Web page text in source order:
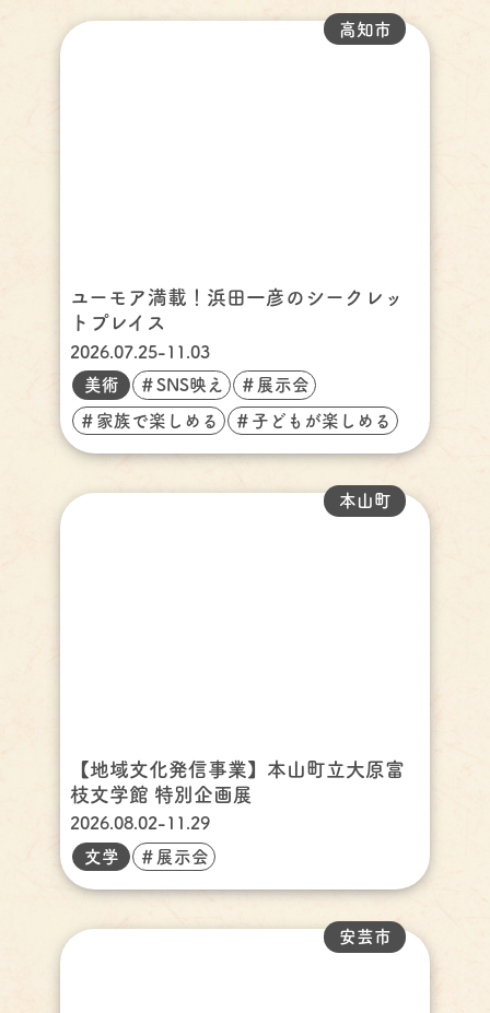
ユーモア満載！浜田一彦のシークレッ
トプレイス
高知市
2026.07.25-11.03
美術
＃SNS映え ＃展示会
＃家族で楽しめる ＃子どもが楽しめる
【地域文化発信事業】本山町立大原富
枝文学館 特別企画展
本山町
2026.08.02-11.29
文学
＃展示会
安芸市